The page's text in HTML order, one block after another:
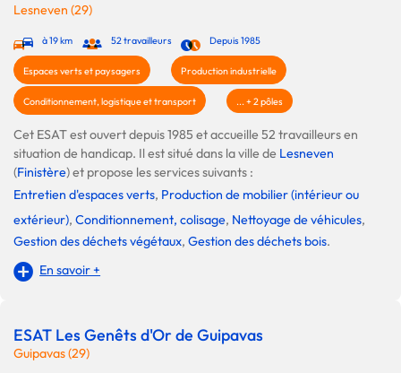
Lesneven (29)
à 19 km 52 travailleurs Depuis 1985
Espaces verts et paysagers Production industrielle
Conditionnement, logistique et transport ... + 2 pôles
Cet ESAT est ouvert depuis 1985 et accueille 52 travailleurs en
situation de handicap. Il est situé dans la ville de Lesneven
(Finistère) et propose les services suivants :
Entretien d'espaces verts, Production de mobilier (intérieur ou
extérieur), Conditionnement, colisage, Nettoyage de véhicules,
Gestion des déchets végétaux, Gestion des déchets bois.
En savoir +
ESAT Les Genêts d'Or de Guipavas
Guipavas (29)